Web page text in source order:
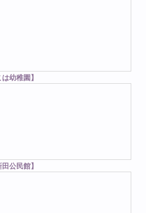
幼稚園】
公民館】